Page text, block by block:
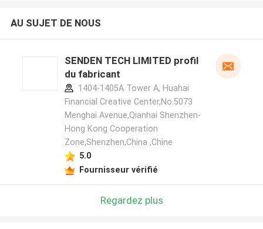
AU SUJET DE NOUS
SENDEN TECH LIMITED profil
du fabricant
1404-1405A Tower A, Huahai
Financial Creative Center,No.5073
Menghai Avenue,Qianhai Shenzhen-
Hong Kong Cooperation
Zone,Shenzhen,China ,Chine
5.0
Fournisseur vérifié
Regardez plus